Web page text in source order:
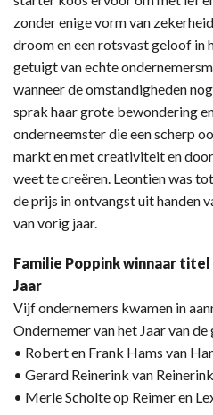
zonder enige vorm van
droom en een rotsvast geloof in
getuigt van echte
wanneer de omstandigheden
sprak haar grote bewondering
onderneemster die een scherp
markt en met creativiteit en
weet te creëren. Leontien was
de prijs in ontvangst uit handen
van vorig jaar.
Familie Poppink winnaar
Jaar
Vijf ondernemers kwamen in
Ondernemer van het Jaar van
• Robert en Frank Hams van
• Gerard Reinerink van
• Merle Scholte op Reimer en